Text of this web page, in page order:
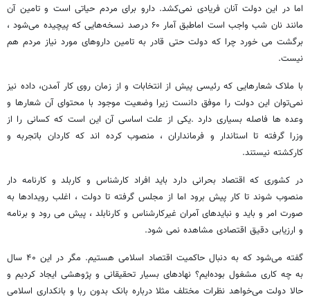
اما در این دولت آنان فریادی نمی‌کشد. دارو برای مردم حیاتی است و تامین آن
مانند نان شب واجب است اماطبق آمار ۶۰ درصد نسخه‌هایی که پیچیده می‌شود ،
برگشت می خورد چرا که دولت حتی قادر به تامین داروهای مورد نیاز مردم هم
نیست.
با ملاک شعارهایی که رئیسی پیش از انتخابات و از زمان روی کار آمدن، داده نیز
نمی‌توان این دولت را موفق دانست زیرا وضعیت موجود با محتوای آن شعارها و
وعده ها فاصله بسیاری دارد .یکی از علت اساسی آن این است که کسانی را از
وزرا گرفته تا استاندار و فرمانداران ، منصوب کرده اند که کاردان باتجربه و
کارکشته نیستند.
در کشوری که اقتصاد بحرانی دارد باید افراد کارشناس و کاربلد و کارنامه دار
منصوب شوند تا کار پیش برود اما از مجلس گرفته تا دولت ، اغلب رویدادها به
صورت امر و باید و نبایدهای آمران غیرکارشناس و کارنابلد ، پیش می رود و برنامه
و ارزیابی دقیق اقتصادی مشاهده نمی شود.
گفته می‌شود که به دنبال حاکمیت اقتصاد اسلامی هستیم. مگر در این ۴۰ سال
به چه کاری مشغول بوده‌ایم؟ نهادهای بسیار تحقیقانی و پژوهشی ایجاد کردیم و
حالا دولت می‌خواهد نظرات مختلف مثلا درباره بانک بدون ربا و بانکداری اسلامی